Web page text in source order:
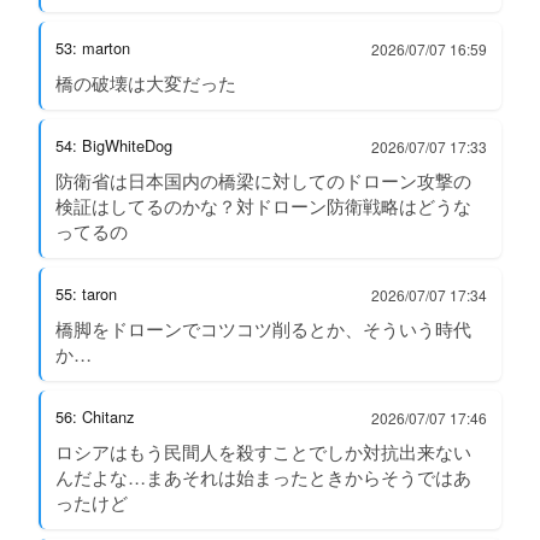
53: marton 2026/07/07 16:59
橋の破壊は大変だった
54: BigWhiteDog 2026/07/07 17:33
防衛省は日本国内の橋梁に対してのドローン攻撃の
検証はしてるのかな？対ドローン防衛戦略はどうな
ってるの
55: taron 2026/07/07 17:34
橋脚をドローンでコツコツ削るとか、そういう時代
か…
56: Chitanz 2026/07/07 17:46
ロシアはもう民間人を殺すことでしか対抗出来ない
んだよな…まあそれは始まったときからそうではあ
ったけど